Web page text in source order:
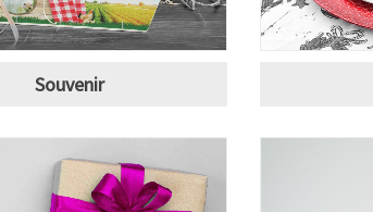
Souvenir